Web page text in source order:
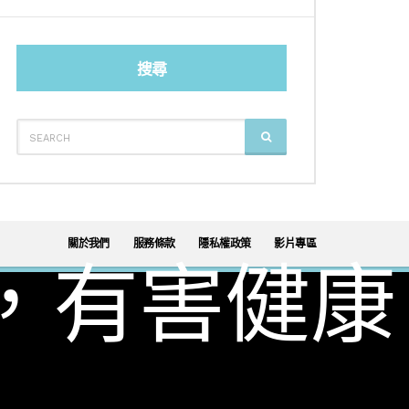
搜尋
SEARCH
FOR:
SEARCH
關於我們 服務條款 隱私權政策 影片專區
威士忌 葡萄酒 日本酒 啤酒
有害健康